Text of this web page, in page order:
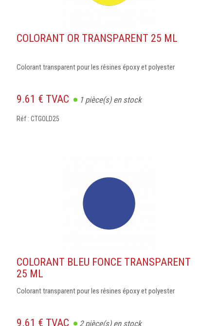
COLORANT OR TRANSPARENT 25 ML
Colorant transparent pour les résines époxy et polyester
9.61 € TVAC 1pièce(s) en stock
Réf : CTGOLD25
COLORANT BLEU FONCE TRANSPARENT
25 ML
Colorant transparent pour les résines époxy et polyester
9.61 € TVAC 2pièce(s) en stock